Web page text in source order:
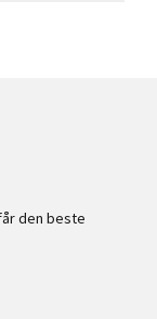
den beste